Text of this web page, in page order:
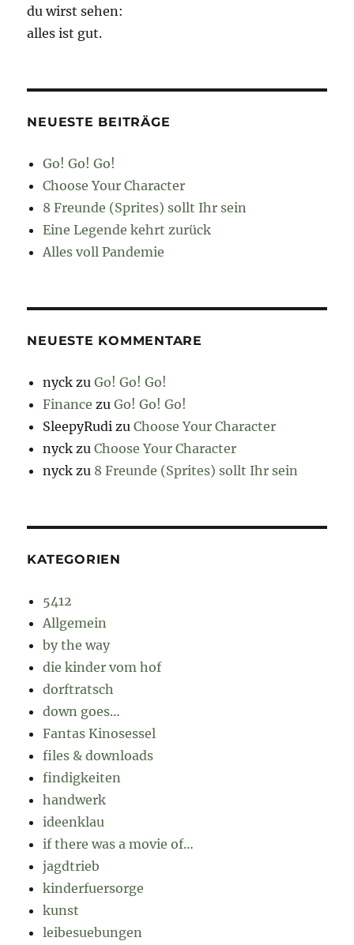
du wirst sehen:
alles ist gut.
NEUESTE BEITRÄGE
Go! Go! Go!
Choose Your Character
8 Freunde (Sprites) sollt Ihr sein
Eine Legende kehrt zurück
Alles voll Pandemie
NEUESTE KOMMENTARE
nyck zuGo! Go! Go!
Finance zuGo! Go! Go!
SleepyRudi zuChoose Your Character
nyck zuChoose Your Character
nyck zu 8 Freunde (Sprites) sollt Ihr sein
KATEGORIEN
5412
Allgemein
by the way
die kinder vom hof
dorftratsch
down goes…
Fantas Kinosessel
files & downloads
findigkeiten
handwerk
ideenklau
if there was a movie of…
jagdtrieb
kinderfuersorge
kunst
leibesuebungen